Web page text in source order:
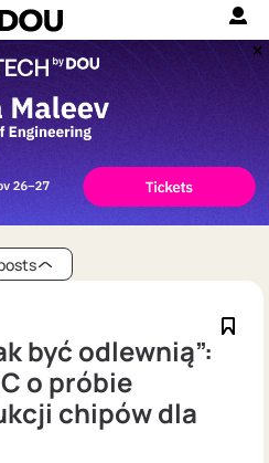
być odlewnią”:
o próbie
chipów dla